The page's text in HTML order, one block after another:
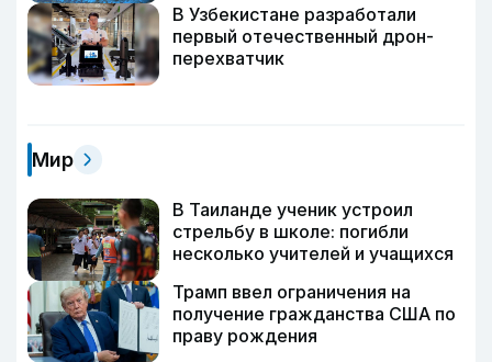
В Узбекистане разработали
первый отечественный дрон-
перехватчик
Мир
В Таиланде ученик устроил
стрельбу в школе: погибли
несколько учителей и учащихся
Трамп ввел ограничения на
получение гражданства США по
праву рождения